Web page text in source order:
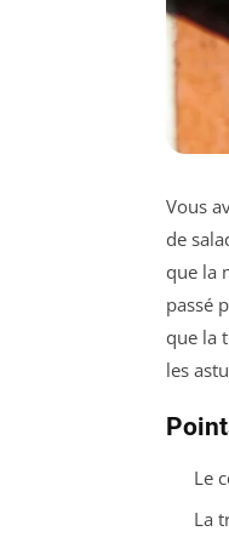
Vous
de
que la
passé
que la
les
Le
La